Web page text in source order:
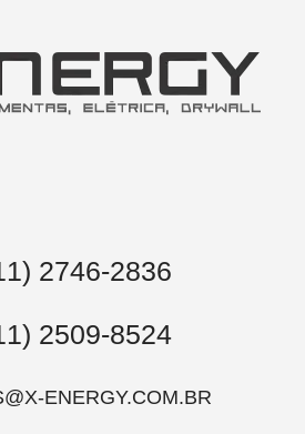
2746-2836
2509-8524
ENERGY.COM.BR